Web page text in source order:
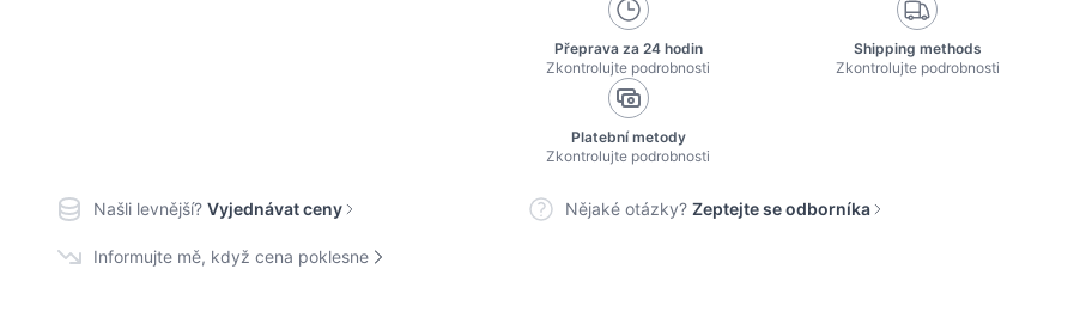
Přeprava za 24 hodin
Zkontrolujte podrobnosti
Shipping methods
Zkontrolujte podrobnosti
Platební metody
Zkontrolujte podrobnosti
Našli levnější? Vyjednávat ceny Nějaké otázky? Zeptejte se odborníka
Informujte mě, když cena poklesne